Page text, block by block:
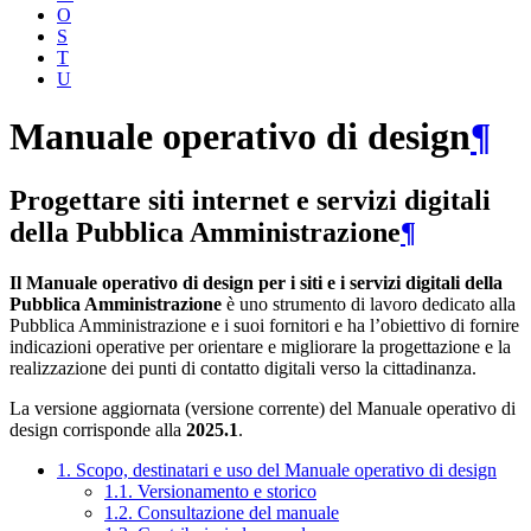
O
S
T
U
Manuale operativo di design¶
Progettare siti internet e servizi digitali
della Pubblica Amministrazione¶
Il Manuale operativo di design per i siti e i servizi digitali della
Pubblica Amministrazione è uno strumento di lavoro dedicato alla
Pubblica Amministrazione e i suoi fornitori e ha l’obiettivo di fornire
indicazioni operative per orientare e migliorare la progettazione e la
realizzazione dei punti di contatto digitali verso la cittadinanza.
La versione aggiornata (versione corrente) del Manuale operativo di
design corrisponde alla 2025.1.
1. Scopo, destinatari e uso del Manuale operativo di design
1.1. Versionamento e storico
1.2. Consultazione del manuale